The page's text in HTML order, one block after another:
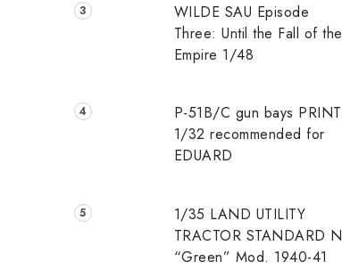
WILDE SAU Episode
Three: Until the Fall of the
Empire 1/48
P-51B/C gun bays PRINT
1/32 recommended for
EDUARD
1/35 LAND UTILITY
TRACTOR STANDARD N
“Green” Mod. 1940-41